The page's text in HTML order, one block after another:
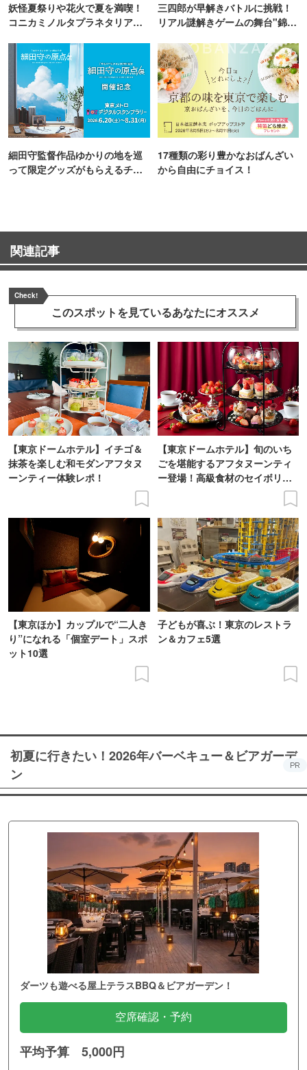
妖怪夏祭りや花火で夏を満喫！
コニカミノルタプラネタリア
三四郎が早解きバトルに挑戦！
リアル謎解きゲームの舞台"錦糸
細田守監督作品ゆかりの地を巡
って限定グッズがもらえるチャ
17種類の彩り豊かなおばんざい
から自由にチョイス！
関連記事
Check!
このスポットを見ているあなたにオススメ
【東京ドームホテル】イチゴ＆
抹茶を楽しむ和モダンアフタヌ
ーンティー体験レポ！
【東京ドームホテル】旬のいち
ごを堪能するアフタヌーンティ
ー登場！高級食材のセイボリー
【東京ほか】カップルで“二人き
り”になれる「個室デート」スポ
ット10選
子どもが喜ぶ！東京のレストラ
ン＆カフェ5選
初夏に行きたい！2026年バーベキュー＆ビアガーデ
ン
PR
ダーツも遊べる屋上テラスBBQ＆ビアガーデン！
空席確認・予約
平均予算 5,000円